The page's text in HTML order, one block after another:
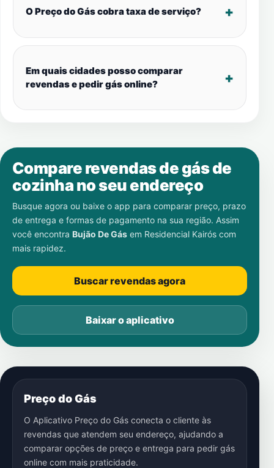
O Preço do Gás cobra taxa de serviço?
Em quais cidades posso comparar
revendas e pedir gás online?
Compare revendas de gás de
cozinha no seu endereço
Busque agora ou baixe o app para comparar preço, prazo
de entrega e formas de pagamento na sua região. Assim
você encontra Bujão De Gás em Residencial Kairós com
mais rapidez.
Buscar revendas agora
Baixar o aplicativo
Preço do Gás
O Aplicativo Preço do Gás conecta o cliente às
revendas que atendem seu endereço, ajudando a
comparar opções de preço e entrega para pedir gás
online com mais praticidade.